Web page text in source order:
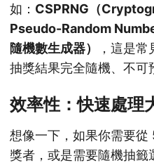
如： CSPRNG（
Pseudo-Random
隨機數生成器）
，這是
抽獎結果完全隨機、不可
效率性：快速處理
想像一下，如果你需要
獎者，或是需要隨機抽